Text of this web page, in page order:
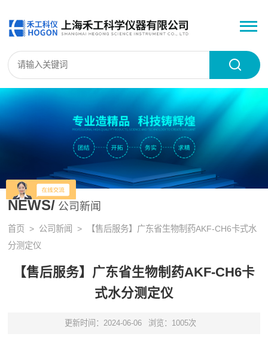
NEWS/ 公司新闻
首页 > 公司新闻
> 【售后服务】广东省生物制药AKF-CH6卡式水
分测定仪
【售后服务】广东省生物制药AKF-CH6卡
式水分测定仪
更新时间：2024-06-06 浏览：1005次